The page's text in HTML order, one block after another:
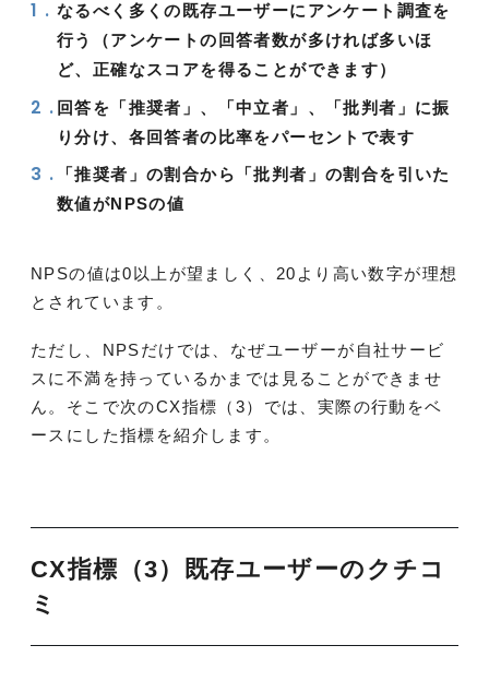
なるべく多くの既存ユーザーにアンケート調査を
行う（アンケートの回答者数が多ければ多いほ
ど、正確なスコアを得ることができます）
回答を「推奨者」、「中立者」、「批判者」に振
り分け、各回答者の比率をパーセントで表す
「推奨者」の割合から「批判者」の割合を引いた
数値がNPSの値
NPSの値は0以上が望ましく、20より高い数字が理想
とされています。
ただし、NPSだけでは、なぜユーザーが自社サービ
スに不満を持っているかまでは見ることができませ
ん。そこで次のCX指標（3）では、実際の行動をベ
ースにした指標を紹介します。
CX指標（3）既存ユーザーのクチコ
ミ